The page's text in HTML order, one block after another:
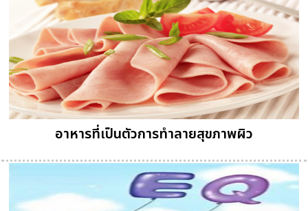
อาหารที่เป็นตัวการทำลายสุขภาพผิว